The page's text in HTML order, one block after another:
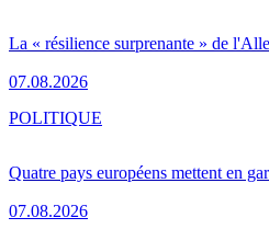
La « résilience surprenante » de
07.08.2026
Quatre pays européens mettent en
07.08.2026
POLITIQUE